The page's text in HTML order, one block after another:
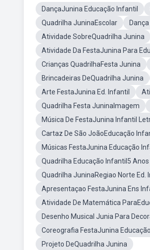
DançaJunina Educação Infantil
Quadrilha JuninaEscolar
Atividade SobreQuadrilha Junina
Atividade Da FestaJunina Para
Crianças QuadrilhaFesta Junina
Brincadeiras DeQuadrilha Junina
Arte FestaJunina Ed. Infantil
Quadrilha Festa JuninaImagem
Música De FestaJunina Infantil
Cartaz De São JoãoEducação
Músicas FestaJunina Educação
Quadrilha Educação Infantil5 Anos
Quadrilha JuninaRegiao Norte Ed.
Apresentaçao FestaJunina Ens
Atividade De Matemática
Desenho Musical Junia Para
Coreografia FestaJunina
Projeto DeQuadrilha Junina